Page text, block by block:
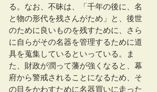
る。なお、不昧は、「千年の後に、名
と物の形代を残さんがため」と、後世
のために良いものを残すために、さら
に自らがその名器を管理するために道
具を蒐集しているといっている。ま
た、財政が潤って藩が強くなると、幕
府から警戒されることになるため、そ
の目をかわすために名器買いに走った